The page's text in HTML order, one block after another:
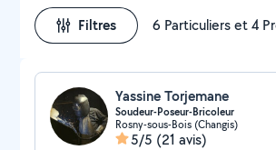
Filtres 6 Particuliers et 4
Yassine Torjemane
Soudeur-Poseur-Bricoleur
Rosny-sous-Bois (Changis)
5/5 (21 avis)